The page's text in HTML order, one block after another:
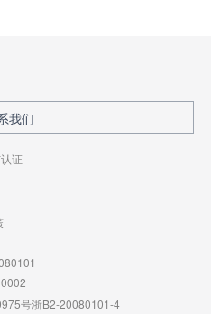
我们
证
号浙B2-20080101-4